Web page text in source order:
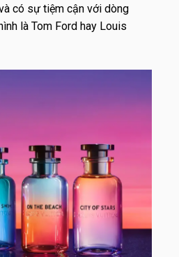
có sự tiệm cận với dòng
là Tom Ford hay Louis